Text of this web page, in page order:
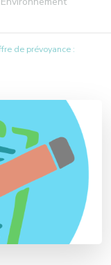
de prévoyance :